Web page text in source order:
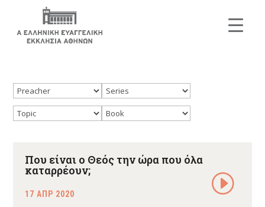
Που είναι ο Θεός την ώρα που όλα
καταρρέουν;
17 ΑΠΡ 2020